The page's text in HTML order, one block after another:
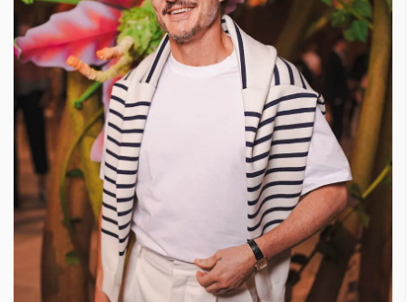
СЛЕДВАЙТЕ НИ
Facebook Instagram Twitter
Pinterest
YouTube
Spotify Soundcloud
Ако нашият сайт ви харесва, можете да се абонирате за
седмичния ни нюзлетър тук:
© 2026, HighViewArt | Всички права запазени